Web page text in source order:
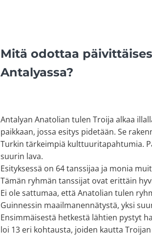
Mitä odottaa
Antalyassa?
Antalyan Anatolian tulen Troija alkaa
paikkaan, jossa esitys pidetään. Se
Turkin tärkeimpiä kulttuuritapahtumia.
suurin lava.
Esityksessä on 64 tanssijaa ja monia
Tämän ryhmän tanssijat ovat erittäin
Ei ole sattumaa, että Anatolian tulen
Guinnessin maailmanennätystä, yksi
Ensimmäisestä hetkestä lähtien pystyt
loi 13 eri kohtausta, joiden kautta